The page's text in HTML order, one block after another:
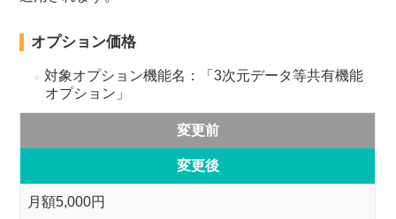
オプション価格
対象オプション機能名：「3次元データ等共有機能
オプション」
変更前
変更後
月額5,000円